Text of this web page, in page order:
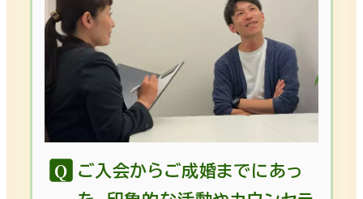
ご入会からご成婚までにあっ